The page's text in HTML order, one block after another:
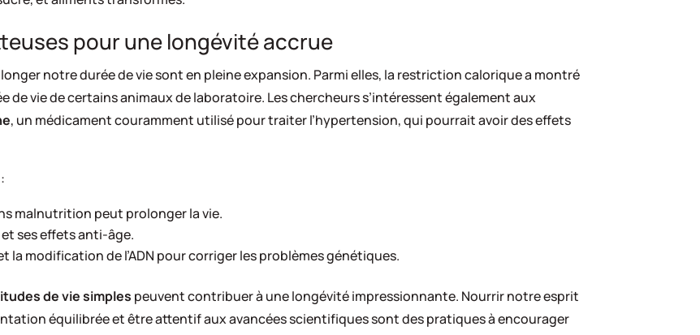
pour une longévité accrue
notre durée de vie sont en pleine expansion. Parmi elles, la restriction calorique a montré
vie de certains animaux de laboratoire. Les chercheurs s’intéressent également aux
, un médicament couramment utilisé pour traiter l’hypertension, qui pourrait avoir des effets
malnutrition peut prolonger la vie.
ses effets anti-âge.
la modification de l’ADN pour corriger les problèmes génétiques.
de vie simples peuvent contribuer à une longévité impressionnante. Nourrir notre esprit
équilibrée et être attentif aux avancées scientifiques sont des pratiques à encourager